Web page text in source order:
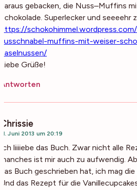
daraus gebacken, die Nuss–Muffins
Schokolade. Superlecker und seeeehr
https://
susschnabel-muffins-mit-weiser-
haselnussen/
Liebe Grüße!
Antworten
Chrissie
11. Juni 2013 um 20:19
Ich liiiiebe das Buch. Zwar nicht alle
manches ist mir auch zu aufwendig.
das Buch geschrieben hat, ich mag
Und das Rezept für die